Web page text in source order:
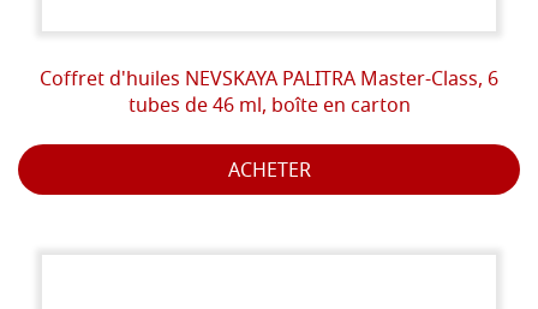
Coffret d'huiles NEVSKAYA PALITRA Master-Class, 6
tubes de 46 ml, boîte en carton
ACHETER